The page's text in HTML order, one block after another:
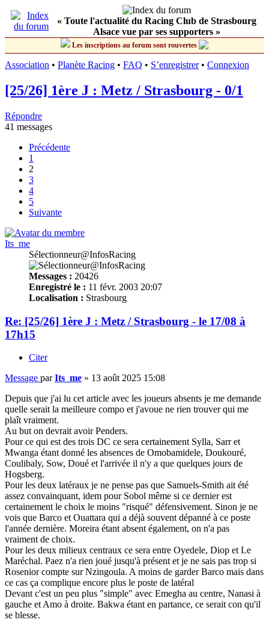
« Toute l'actualité du Racing Club de Strasbourg
Alsace vue par ses supporters »
Les inscriptions au forum sont rouvertes
Association • Planète Racing • FAQ • S’enregistrer• Connexion
[25/26] 1ère J : Metz / Strasbourg - 0/1
Répondre
41 messages
Précédente
1
2
3
4
5
Suivante
Its_me
Sélectionneur@InfosRacing
Messages : 20426
Enregistré le : 11 févr. 2003 20:07
Localisation : Strasbourg
Re: [25/26] 1ère J : Metz / Strasbourg - le 17/08 à
17h15
Citer
Message parIts_me » 13 août 2025 15:08
Depuis que j'ai lu cet article avec les joueurs absents je me demande
quelle serait la meilleure compo et j'avoue ne rien trouver qui me
plaît vraiment.
Au but on devrait avoir Penders.
Pour ce qui est des trois DC ce sera certainement Sylla, Sarr et
Mwanga étant donné les absences de Omobamidele, Doukouré,
Coulibaly, Sow, Doué et l'arrivée il n'y a que quelques jours de
Hogsberg.
Pour les deux latéraux je ne pense pas que Samuels-Smith ait été
assez convainquant, idem pour Sobol même si ce dernier est
certainement le choix le moins "risqué" défensivement. Sinon je ne
vois que Barco et Ouattara qui a déjà souvent dépanné à ce poste
l'année dernière. Moreira étant absent également, on n'a pas
vraiment de choix.
Pour les deux milieux centraux ce sera entre Oyedele, Diop et Le
Maréchal. Paez n'a rien joué jusqu'à présent et je ne sais pas trop si
Rosenior compte sur Nzingoula. A moins de garder Barco mais dans
ce cas ça complique encore plus le poste de latéral
Devant c'est un peu plus "simple" avec Emegha au centre, Nanasi à
gauche et Amo à droite. Bakwa étant en partance, ce serait con qu'il
se blesse.